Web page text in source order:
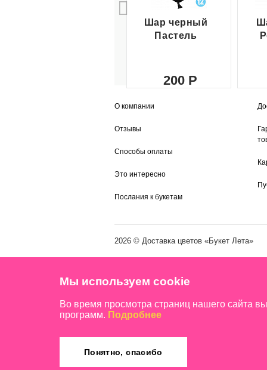
Шар черный
Пастель
200
О компании
Отзывы
Способы оплаты
Это интересно
Послания к букетам
2026 © Доставка цветов «Букет Лета»
Мы используем cookie
Во время просмотра страниц нашего сайта
программ. Подробнее
Понятно, спасибо